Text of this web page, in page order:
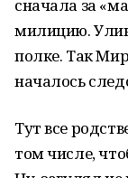
сначала за
милицию.
полке. Так
началось
Тут все
том числе,